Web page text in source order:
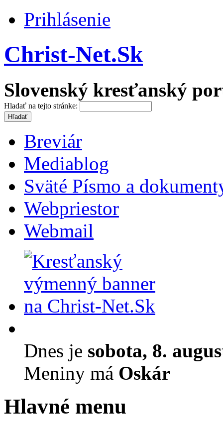
Prihlásenie
Christ-Net.Sk
Slovenský kresťanský
Hladať na tejto stránke:
Breviár
Mediablog
Sväté Písmo a
Webpriestor
Webmail
Dnes je sobota, 8.
Meniny má Oskár
Hlavné menu